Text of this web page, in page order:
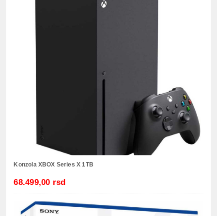
Konzola XBOX Series X 1TB
68.499,00 rsd